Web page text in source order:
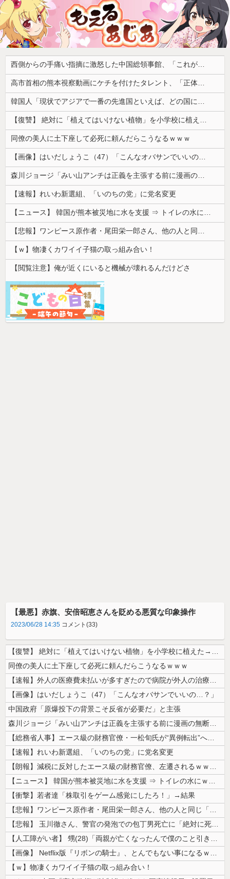
西側からの手痛い指摘に激怒した中国総領事館、「これが米国人Youtuberが紹介する本当の中国だ」と動画を公開するも……
高市首相の熊本視察動画にケチを付けたタレント、「正体バレバレよな」と黒電話の呼び方であっさりと……
韓国人「現状でアジアで一番の先進国といえば、どの国になるんだ？やはり日本という認識なのだろうか？」
【復讐】 絶対に「植えてはいけない植物」を小学校に植えた→20年経って見に行くと…「！？」衝撃の光景が・・・
同僚の美人に土下座して必死に頼んだらこうなるｗｗｗ
【画像】はいだしょうこ（47）「こんなオバサンでいいの…？」
森川ジョージ「みい山アンチは正義を主張する前に漫画の無断転載をやめろよ」←これwwww
【速報】れいわ新選組、「いのちの党」に党名変更
【ニュース】 韓国が熊本被災地に水を支援 ⇒ トイレの水にｗｗｗｗｗｗｗ
【悲報】ワンピース原作者・尾田栄一郎さん、他の人と同じ「漫画家」という肩書きに不満
【ｗ】物凄くカワイイ子猫の取っ組み合い！
【閲覧注意】俺が近くにいると機械が壊れるんだけどさ
【最悪】赤旗、安倍昭恵さんを貶める悪質な印象操作
2023/06/28 14:35 コメント(33)
【復讐】 絶対に「植えてはいけない植物」を小学校に植えた→20年経って...
同僚の美人に土下座して必死に頼んだらこうなるｗｗｗ
【速報】外人の医療費未払いが多すぎたので病院が外人の治療を断るようにな...
【画像】はいだしょうこ（47）「こんなオバサンでいいの…？」
中国政府「原爆投下の背景こそ反省が必要だ」と主張
森川ジョージ「みい山アンチは正義を主張する前に漫画の無断転載をやめろよ...
【総務省人事】エース級の財務官僚・一松旬氏が“異例転出”へ 官邸幹部「...
【速報】れいわ新選組、「いのちの党」に党名変更
【朗報】減税に反対したエース級の財務官僚、左遷されるｗｗｗｗｗｗ
【ニュース】 韓国が熊本被災地に水を支援 ⇒ トイレの水にｗｗｗｗｗｗ...
【衝撃】若者達「株取引をゲーム感覚にしたろ！」→結果
【悲報】ワンピース原作者・尾田栄一郎さん、他の人と同じ「漫画家」という...
【悲報】 玉川徹さん、警官の発泡での包丁男死亡に「絶対に死刑にならない...
【人工障がい者】 甥(28)「両親が亡くなったんで僕のこと引き取ってほ...
【画像】 Netflix版『リボンの騎士』、とんでもない事になるｗｗｗ...
【ｗ】物凄くカワイイ子猫の取っ組み合い！